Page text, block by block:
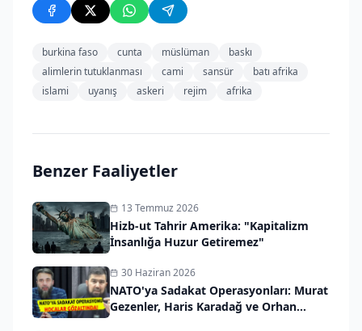
burkina faso cunta müslüman
baskı
alimlerin tutuklanması
cami sansür
batı afrika
islami
uyanış askeri rejim afrika
Benzer Faaliyetler
13 Temmuz 2026
Hizb-ut Tahrir Amerika: "Kapitalizm
İnsanlığa Huzur Getiremez"
30 Haziran 2026
NATO'ya Sadakat Operasyonları: Murat
Gezenler, Haris Karadağ ve Orhan